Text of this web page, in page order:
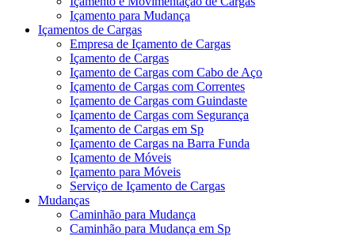
Içamento para Mudança
Içamentos de Cargas
Empresa de Içamento de Cargas
Içamento de Cargas
Içamento de Cargas com Cabo de Aço
Içamento de Cargas com Correntes
Içamento de Cargas com Guindaste
Içamento de Cargas com Segurança
Içamento de Cargas em Sp
Içamento de Cargas na Barra Funda
Içamento de Móveis
Içamento para Móveis
Serviço de Içamento de Cargas
Mudanças
Caminhão para Mudança
Caminhão para Mudança em Sp